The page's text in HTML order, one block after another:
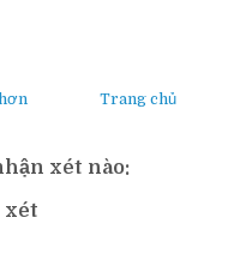
Trang chủ
xét nào:
xét